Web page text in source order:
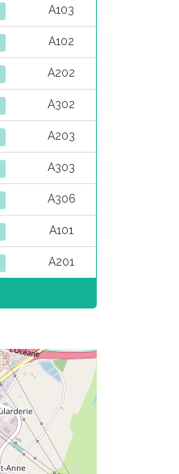
A103
A102
A202
A302
A203
A303
A306
A101
A201